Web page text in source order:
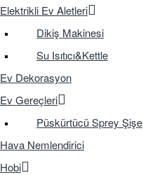
Elektrikli Ev Aletleri
Dikiş Makinesi
Su Isıtıcı&Kettle
Ev Dekorasyon
Ev Gereçleri
Püskürtücü Sprey Şişe
Hava Nemlendirici
Hobi